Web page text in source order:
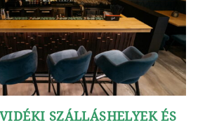
SZÁLLÁSHELYEK ÉS